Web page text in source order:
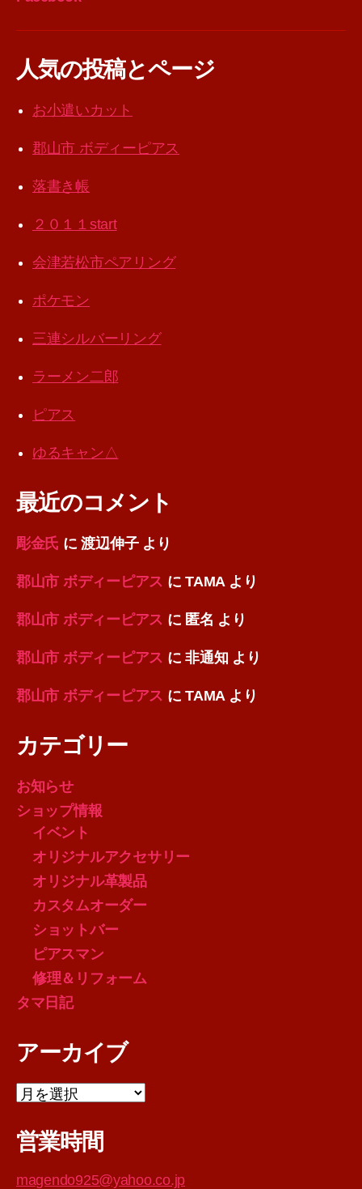
人気の投稿とページ
お小遣いカット
郡山市 ボディーピアス
落書き帳
２０１１start
会津若松市ペアリング
ポケモン
三連シルバーリング
ラーメン二郎
ピアス
ゆるキャン△
最近のコメント
彫金氏 に渡辺伸子より
郡山市 ボディーピアス にTAMA より
郡山市 ボディーピアス に 匿名 より
郡山市 ボディーピアス に非通知 より
郡山市 ボディーピアス にTAMA より
カテゴリー
お知らせ
ショップ情報
イベント
オリジナルアクセサリー
オリジナル革製品
カスタムオーダー
ショットバー
ピアスマン
修理＆リフォーム
タマ日記
アーカイブ
ア
ー
イ
営業時間
magendo925@yahoo.co.jp